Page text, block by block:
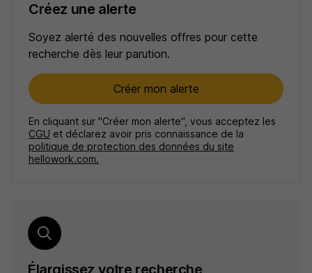
Créez une alerte
Soyez alerté des nouvelles offres pour cette
recherche dès leur parution.
Créer mon alerte
En cliquant sur "Créer mon alerte", vous acceptez les
CGU et déclarez avoir pris connaissance de la
politique de protection des données du site
hellowork.com.
Élargissez votre recherche